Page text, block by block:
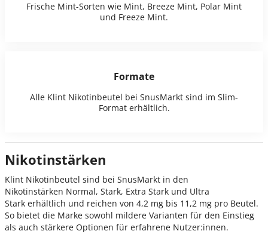
Frische Mint-Sorten wie Mint, Breeze Mint, Polar Mint
und Freeze Mint.
Formate
Alle Klint Nikotinbeutel bei SnusMarkt sind im Slim-
Format erhältlich.
Nikotinstärken
Klint Nikotinbeutel sind bei SnusMarkt in den
Nikotinstärken Normal, Stark, Extra Stark und Ultra
Stark erhältlich und reichen von 4,2 mg bis 11,2 mg pro Beutel.
So bietet die Marke sowohl mildere Varianten für den Einstieg
als auch stärkere Optionen für erfahrene Nutzer:innen.